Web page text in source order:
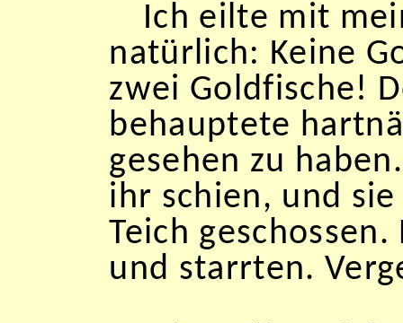
Ich eilte mit
natürlich: Keine
zwei Goldfische!
behauptete
gesehen zu
ihr schien, und
Teich
und starrten.